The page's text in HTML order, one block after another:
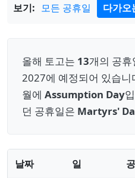
보기: 모든 공휴일 다가오
올해 토고는 13개의 공
2027에 예정되어 있습
월에 Assumption Day
던 공휴일은 Martyrs'
날짜 일